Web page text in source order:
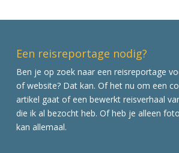
Een reisreportage nodig?
Ben je op zoek naar een reisreportage
of website? Dat kan. Of het nu om een
artikel gaat of een bewerkt reisverhaal
die ik al bezocht heb. Of heb je alleen
kan allemaal.